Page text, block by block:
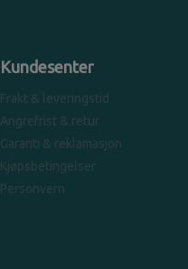
Kundesenter
Frakt & leveringstid
Angrefrist & retur
Garanti & reklamasjon
Kjøpsbetingelser
Personvern